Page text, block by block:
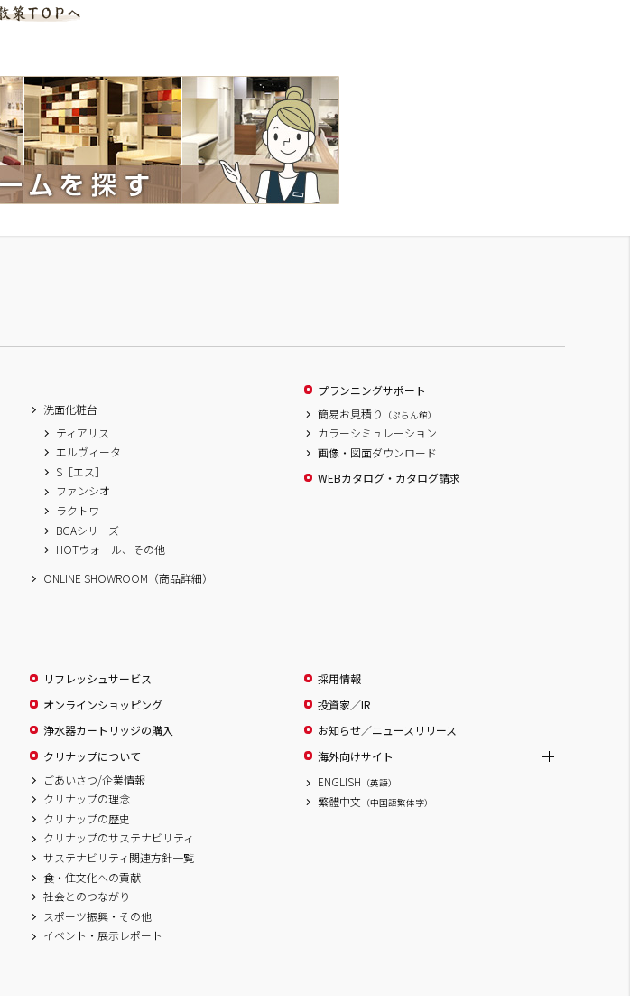
洗面化粧台
ティアリス
エルヴィータ
S［エス］
ファンシオ
ラクトワ
BGAシリーズ
HOTウォール、その他
ONLINE SHOWROOM（商品詳細）
プランニングサポート
簡易お見積り
（ぷらん館）
カラーシミュレーション
画像・図面ダウンロード
WEBカタログ・カタログ請求
リフレッシュサービス
オンラインショッピング
浄水器カートリッジの購入
クリナップについて
ごあいさつ/企業情報
クリナップの理念
クリナップの歴史
クリナップのサステナビリティ
サステナビリティ関連方針一覧
食・住文化への貢献
社会とのつながり
スポーツ振興・その他
イベント・展示レポート
採用情報
投資家／IR
お知らせ／ニュースリリース
海外向けサイト
ENGLISH （英語）
繁體中文 （中国語繁体字）